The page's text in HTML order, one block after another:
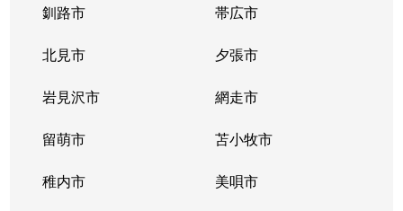
釧路市 帯広市
北見市 夕張市
岩見沢市 網走市
留萌市 苫小牧市
稚内市 美唄市